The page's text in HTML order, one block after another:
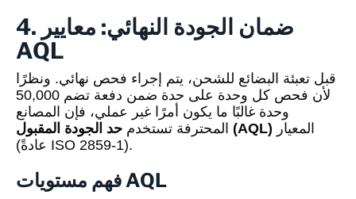
4. ضمان الجودة النهائي: معايير
AQL
قبل تعبئة البضائع للشحن، يتم إجراء فحص نهائي. ونظرًا
لأن فحص كل وحدة على حدة ضمن دفعة تضم 50,000
وحدة غالبًا ما يكون أمرًا غير عملي، فإن المصانع
المحترفة تستخدم حد الجودة المقبول (AQL)
(عادةً ISO 2859-1).
فهم مستويات AQL